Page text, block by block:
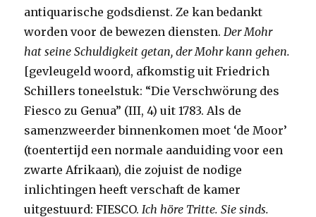
antiquarische godsdienst. Ze kan bedankt
worden voor de bewezen diensten.Der Mohr
hat seine Schuldigkeit getan, der Mohr kann gehen.
[gevleugeld woord, afkomstig uit Friedrich
Schillers toneelstuk: “Die Verschwörung des
Fiesco zu Genua” (III, 4) uit 1783. Als de
samenzweerder binnenkomen moet ‘de Moor’
(toentertijd een normale aanduiding voor een
zwarte Afrikaan), die zojuist de nodige
inlichtingen heeft verschaft de kamer
uitgestuurd: FIESCO.Ich höre Tritte. Sie sinds.